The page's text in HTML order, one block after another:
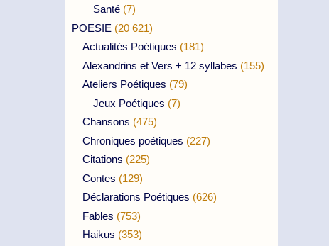
Santé (7)
POESIE (20 621)
Actualités Poétiques (181)
Alexandrins et Vers + 12 syllabes (155)
Ateliers Poétiques (79)
Jeux Poétiques (7)
Chansons (475)
Chroniques poétiques (227)
Citations (225)
Contes (129)
Déclarations Poétiques (626)
Fables (753)
Haikus (353)